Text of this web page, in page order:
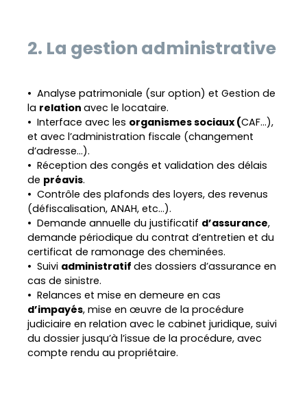
2. La gestion administrative
Analyse patrimoniale (sur option) et Gestion de
la relation avec le locataire.
Interface avec les organismes sociaux (CAF...),
et avec l’administration fiscale (changement
d’adresse...).
Réception des congés et validation des délais
de préavis.
Contrôle des plafonds des loyers, des revenus
(défiscalisation, ANAH, etc...).
Demande annuelle du justificatif d’assurance,
demande périodique du contrat d’entretien et du
certificat de ramonage des cheminées.
Suivi administratifdes dossiers d’assurance en
cas de sinistre.
Relances et mise en demeure en cas
d’impayés, mise en œuvre de la procédure
judiciaire en relation avec le cabinet juridique, suivi
du dossier jusqu’à l’issue de la procédure, avec
compte rendu au propriétaire.